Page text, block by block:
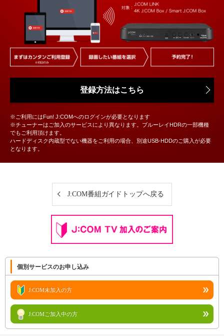
登録方法はこちら
※ご利用にはFun! J:COMへのログインが必要となります
※チューナーはご加入のサービスにより異なります。ブルーレイHDRの一部機種
でもご利用頂けます。
ハードディスク内蔵型でない機器をご利用の場合、別途USB-HDDのご購入が必要
となります。
J:COM番組ガイドトップへ戻る
個別サービスのお申し込み
J:COM未加入の方
J:COMご加入中の方